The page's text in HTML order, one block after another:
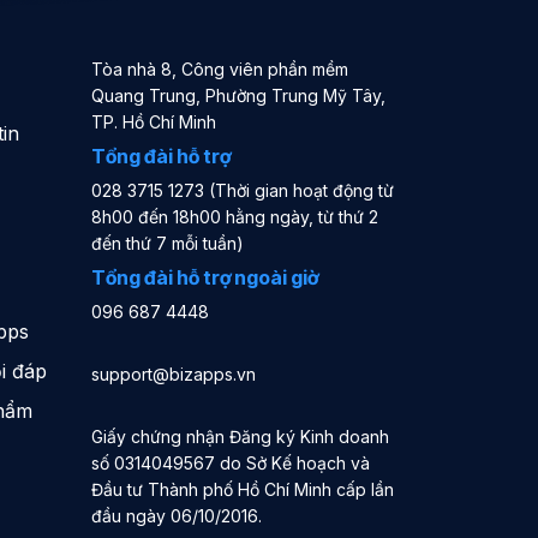
đáp
Tòa nhà 8, Công viên phần mềm
Quang Trung, Phường Trung Mỹ Tây,
TP. Hồ Chí Minh
Tổng đài hỗ trợ
028 3715 1273 (Thời gian hoạt động từ
8h00 đến 18h00 hằng ngày, từ thứ 2
đến thứ 7 mỗi tuần)
Tổng đài hỗ trợ ngoài giờ
096 687 4448
support@bizapps.vn
Giấy chứng nhận Đăng ký Kinh doanh
số 0314049567 do Sở Kế hoạch và
Đầu tư Thành phố Hồ Chí Minh cấp lần
đầu ngày 06/10/2016.